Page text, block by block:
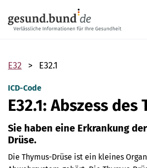
E32 E32.1
ICD-Code
E32.1: Abszess des
Sie haben eine Erkrankung
Drüse.
Die Thymus-Drüse ist ein kleines